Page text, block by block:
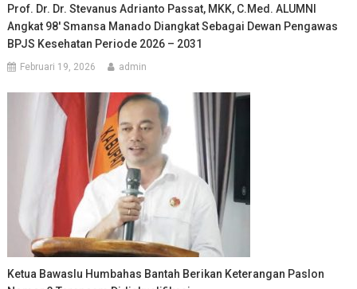
Prof. Dr. Dr. Stevanus Adrianto Passat, MKK, C.Med. ALUMNI
Angkat 98′ Smansa Manado Diangkat Sebagai Dewan Pengawas
BPJS Kesehatan Periode 2026 – 2031
Februari 19, 2026 admin
Ketua Bawaslu Humbahas Bantah Berikan Keterangan Paslon